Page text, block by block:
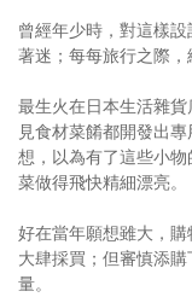
訂閱電子報
曾經年少時，對這樣
著迷；每每旅行之際，
最生火在日本生活雜
見食材菜餚都開發出
想，以為有了這些小
菜做得飛快精細漂亮。
好在當年願想雖大，
大肆採買；但審慎添
量。